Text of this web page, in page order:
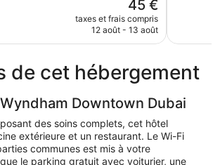
nouveau
prix
45 €
taxes et frais compris
12 août - 13 août
de cet hébergement
Downtown Dubai
des soins complets, cet hôtel
extérieure et un restaurant. Le Wi-Fi
communes est mis à votre
le parking gratuit avec voiturier, une